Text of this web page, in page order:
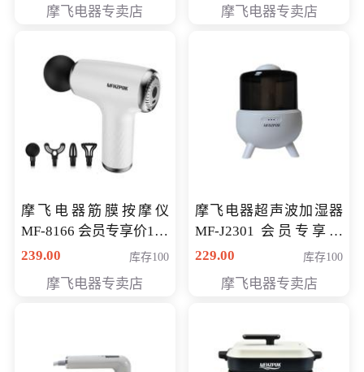
摩飞电器专卖店 摩飞电器专卖店
摩飞电器筋膜按摩仪
MF-8166 会员专享价168
元
239.00 库存100
摩飞电器专卖店
摩飞电器超声波加湿器
MF-J2301 会员专享价
168元
229.00 库存100
摩飞电器专卖店